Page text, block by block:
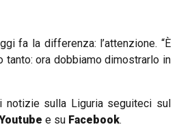
fa la differenza: l’attenzione. “È
tanto: ora dobbiamo dimostrarlo in
notizie sulla Liguria seguiteci sul
e su Facebook.